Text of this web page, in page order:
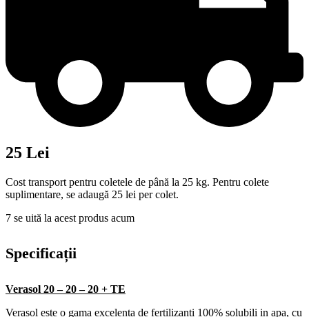
25 Lei
Cost transport pentru coletele de până la 25 kg. Pentru colete
suplimentare, se adaugă 25 lei per colet.
7 se uită la acest produs acum
Specificații
Verasol 20 – 20 – 20 + TE
Verasol este o gama excelenta de fertilizanti 100% solubili in apa, cu